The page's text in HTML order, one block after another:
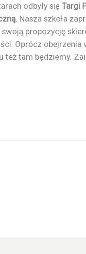
odbyły się Targi
. Nasza szkoła
propozycję
Oprócz obejrzenia
też tam będziemy.